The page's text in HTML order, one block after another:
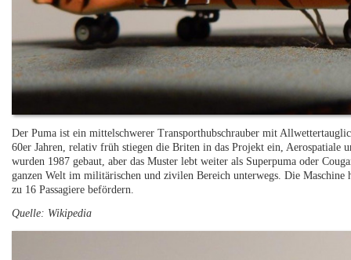
Der Puma ist ein mittelschwerer Transporthubschrauber mit
60er Jahren, relativ früh stiegen die Briten in das Projekt ein, Aerospatiale
wurden 1987 gebaut, aber das Muster lebt weiter als Superpuma oder
ganzen Welt im militärischen und zivilen Bereich unterwegs. Die
zu 16 Passagiere befördern.
Quelle: Wikipedia